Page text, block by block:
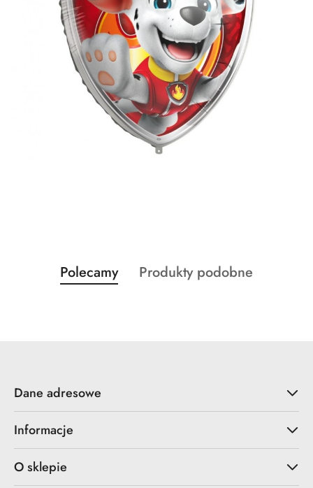
Pomiń karuzelę produktów
Produkty
o
Polecamy
Produkty
Produkty podobne
Dane adresowe
Informacje
O sklepie